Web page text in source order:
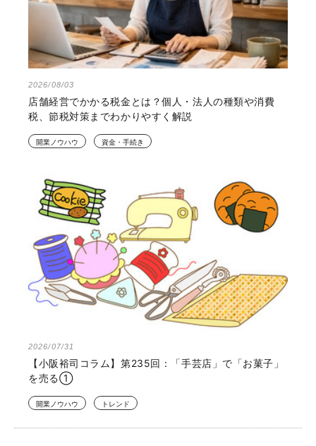
2026/08/03
店舗経営でかかる税金とは？個人・法人の種類や消費
税、節税対策までわかりやすく解説
開業ノウハウ 資金・手続き
2026/07/31
【小阪裕司コラム】第235回：「手芸店」で「お菓子」
を売る①
開業ノウハウ トレンド